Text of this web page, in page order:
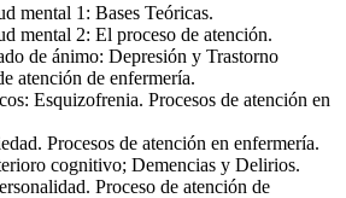
mental 1: Bases Teóricas.
mental 2: El proceso de atención.
de ánimo: Depre­sión y Trastorno
atención de enfermería.
Esquizofrenia. Procesos de atención en
Procesos de atención en enfermería.
cognitivo; Demencias y Delirios.
Proceso de atención de